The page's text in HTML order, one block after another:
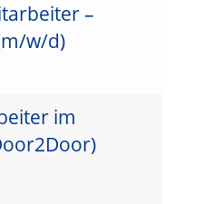
–
w/d)
im